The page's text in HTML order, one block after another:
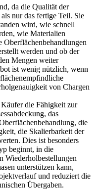
da die Qualität der
nur das fertige Teil. Sie
wird, wie schnell
wie Materialien
Oberflächenbehandlungen
werden und ob der
Mengen weiter
ist wenig nützlich, wenn
von Chargen
die Fähigkeit zur
das
die
die Skalierbarkeit der
Dies ist besonders
beginnt, in die
Wiederholbestellungen
unterstützen kann,
und reduziert die
Übergaben.